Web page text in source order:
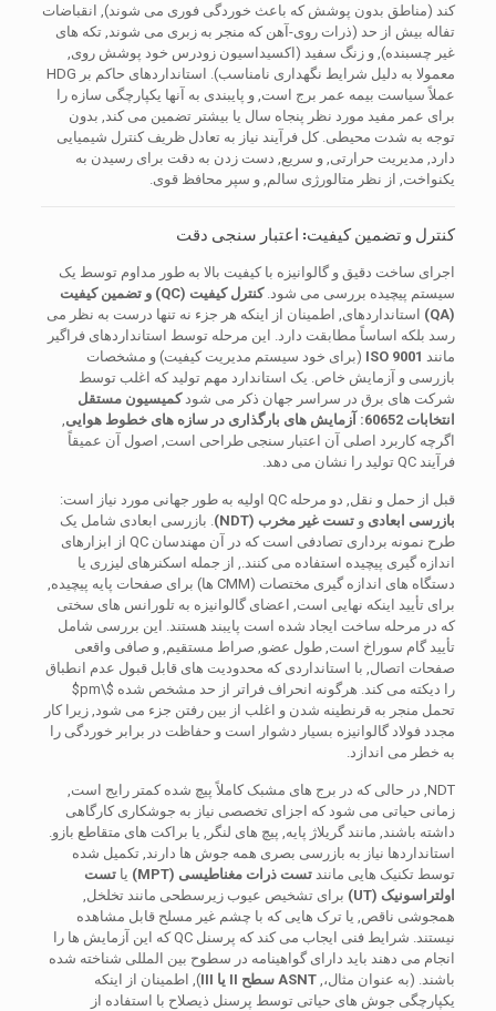
کند (مناطق بدون پوشش که باعث خوردگی فوری می شوند), انقباضات
تفاله بیش از حد (ذرات روی-آهن که منجر به زبری می شوند, تکه های
غیر چسبنده), و زنگ سفید (اکسیداسیون زودرس خود پوشش روی,
معمولا به دلیل شرایط نگهداری نامناسب). استانداردهای حاکم بر HDG
عملاً سیاست بیمه عمر برج است, و پایبندی به آنها یکپارچگی سازه را
برای عمر مفید مورد نظر پنجاه سال یا بیشتر تضمین می کند, بدون
توجه به شدت محیطی. کل فرآیند نیاز به تعادل ظریف کنترل شیمیایی
دارد, مدیریت حرارتی, و سریع, دست زدن به دقت برای رسیدن به
یکنواخت, از نظر متالورژی سالم, و سپر محافظ قوی.
کنترل و تضمین کیفیت: اعتبار سنجی دقت
اجرای ساخت دقیق و گالوانیزه با کیفیت بالا به طور مداوم توسط یک
سیستم پیچیده بررسی می شود.
کنترل کیفیت (QC) و تضمین کیفیت
(QA)
استانداردهای, اطمینان از اینکه هر جزء نه تنها درست به نظر می
رسد بلکه اساساً مطابقت دارد. این مرحله توسط استانداردهای فراگیر
مانند ISO 9001 (برای خود سیستم مدیریت کیفیت) و مشخصات
بازرسی و آزمایش خاص. یک استاندارد مهم تولید که اغلب توسط
شرکت های برق در سراسر جهان ذکر می شودکمیسیون مستقل
انتخابات 60652: آزمایش های بارگذاری در سازه های خطوط هوایی
اگرچه کاربرد اصلی آن اعتبار سنجی طراحی است, اصول آن عمیقاً
فرآیند QC تولید را نشان می دهد.
قبل از حمل و نقل, دو مرحله QC اولیه به طور جهانی مورد نیاز است:
بازرسی ابعادی و تست غیر مخرب (NDT)
. بازرسی ابعادی شامل یک
طرح نمونه برداری تصادفی است که در آن مهندسان QC از ابزارهای
اندازه گیری پیچیده استفاده می کنند., از جمله اسکنرهای لیزری یا
دستگاه های اندازه گیری مختصات (CMM ها) برای صفحات پایه پیچیده,
برای تأیید اینکه نهایی است, اعضای گالوانیزه به تلورانس های سختی
که در مرحله ساخت ایجاد شده است پایبند هستند. این بررسی شامل
تأیید گام سوراخ است, طول عضو, صراط مستقیم, و صافی واقعی
صفحات اتصال, با استانداردی که محدودیت های قابل قبول عدم انطباق
را دیکته می کند. هرگونه انحراف فراتر از حد مشخص شده $\pm$
تحمل منجر به قرنطینه شدن و اغلب از بین رفتن جزء می شود, زیرا کار
مجدد فولاد گالوانیزه بسیار دشوار است و حفاظت در برابر خوردگی را
به خطر می اندازد.
NDT, در حالی که در برج های مشبک کاملاً پیچ شده کمتر رایج است,
زمانی حیاتی می شود که اجزای تخصصی نیاز به جوشکاری کارگاهی
داشته باشند, مانند گریلاژ پایه, پیچ های لنگر, یا براکت های متقاطع بازو.
استانداردها نیاز به بازرسی بصری همه جوش ها دارند, تکمیل شده
توسط تکنیک هایی مانند تست ذرات مغناطیسی (MPT) یا تست
اولتراسونیک (UT)
برای تشخیص عیوب زیرسطحی مانند تخلخل,
همجوشی ناقص, یا ترک هایی که با چشم غیر مسلح قابل مشاهده
نیستند. شرایط فنی ایجاب می کند که پرسنل QC که این آزمایش ها را
انجام می دهند باید دارای گواهینامه در سطوح بین المللی شناخته شده
باشند. (به عنوان مثال،, ASNT سطح II یا III
), اطمینان از اینکه
یکپارچگی جوش های حیاتی توسط پرسنل ذیصلاح با استفاده از